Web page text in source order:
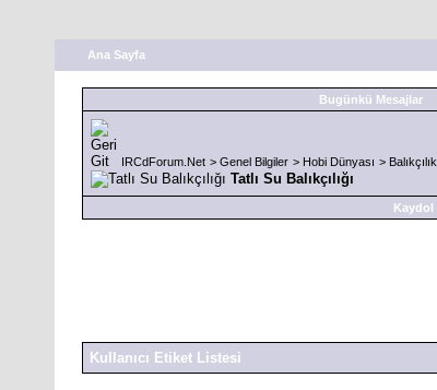
Ana Sayfa
Bugünkü Mesajlar
IRCdForum.Net > Genel Bilgiler > Hobi Dünyası > Balıkçılık
Tatlı Su Balıkçılığı
Kaydol
Kullanıcı Etiket Listesi